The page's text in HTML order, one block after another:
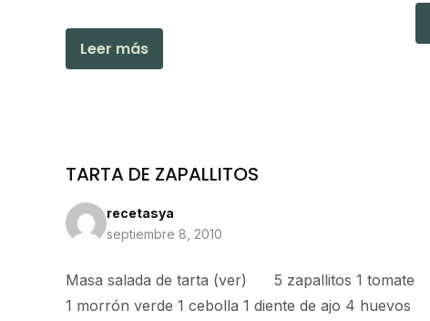
Leer más
TARTA DE ZAPALLITOS
recetasya
septiembre 8, 2010
Masa salada de tarta (ver) 5 zapallitos 1 tomate
1 morrón verde 1 cebolla 1 diente de ajo 4 huevos